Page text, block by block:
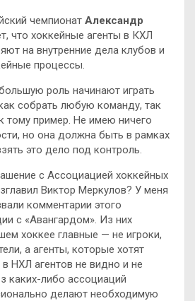
чемпионат Александр
что хоккейные агенты в КХЛ
на внутренние дела клубов и
процессы.
роль начинают играть
собрать любую команду, так
тому пример. Не имею ничего
но она должна быть в рамках
это дело под контроль.
с Ассоциацией хоккейных
Виктор Меркулов? У меня
комментарии этого
с «Авангардом». Из них
хоккее главные — не игроки,
а агенты, которые хотят
в НХЛ агентов не видно и не
каких-либо ассоциаций
делают необходимую